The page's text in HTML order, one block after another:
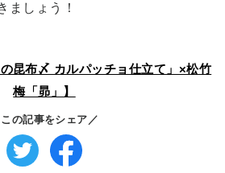
ましょう！
昆布〆 カルパッチョ仕立て」×松竹
梅「昴」】
の記事をシェア／